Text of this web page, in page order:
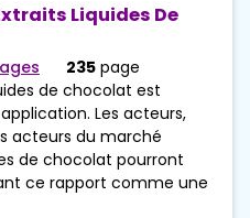
Liquides De
235 page
de chocolat est
Les acteurs,
acteurs du marché
de chocolat pourront
ce rapport comme une